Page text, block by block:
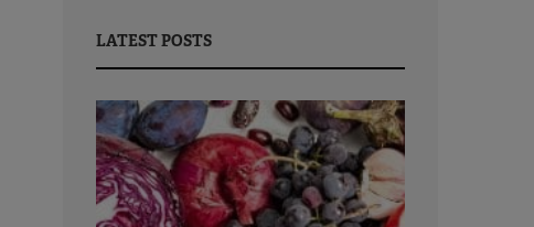
LATEST POSTS